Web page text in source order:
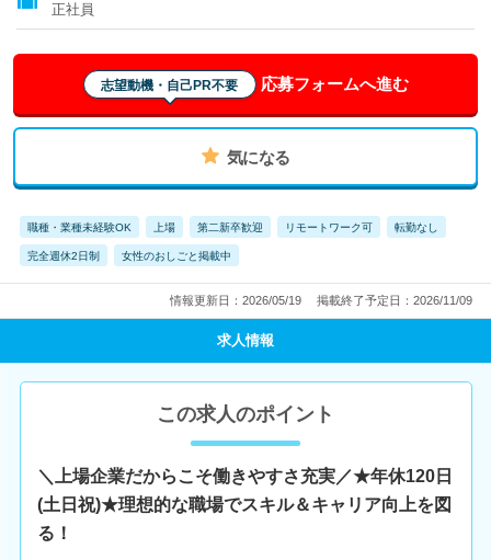
正社員
志望動機・自己PR不要 応募フォームへ進む
気になる
職種・業種未経験OK 上場 第二新卒歓迎 リモートワーク可 転勤なし
完全週休2日制 女性のおしごと掲載中
情報更新日：2026/05/19 掲載終了予定日：2026/11/09
求人情報
この求人のポイント
＼上場企業だからこそ働きやすさ充実／★年休120日
(土日祝)★理想的な職場でスキル＆キャリア向上を図
る！